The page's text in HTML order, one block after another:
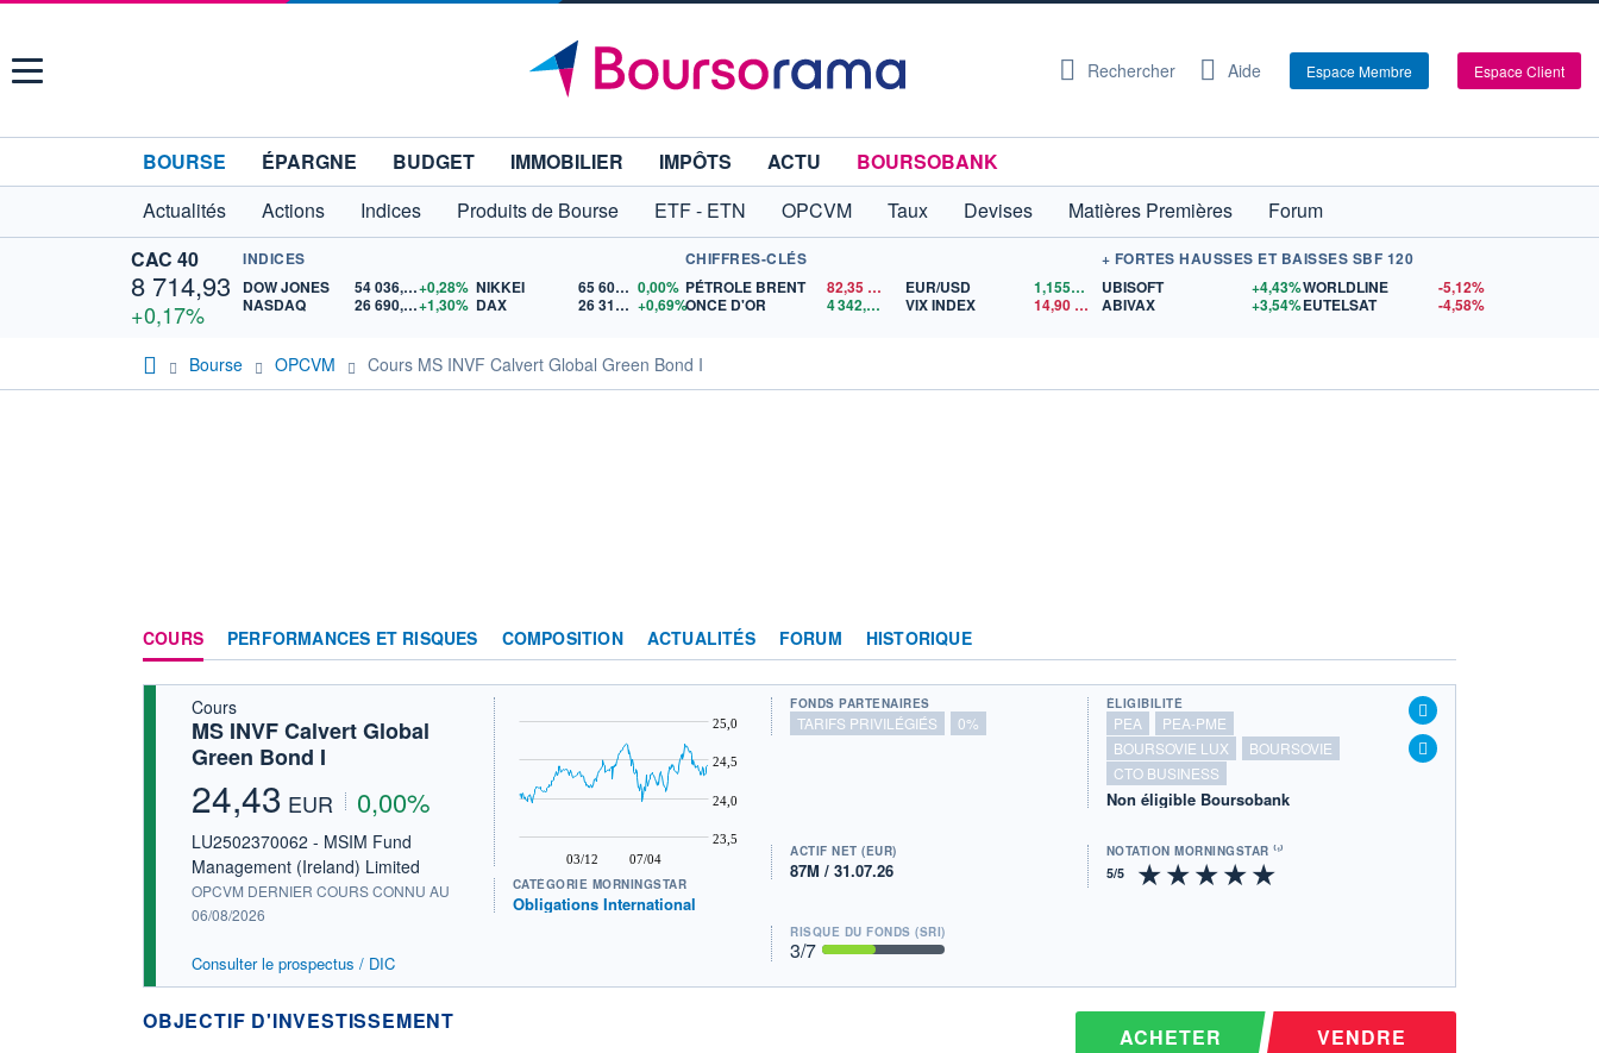
Menu Rechercher Aide Espace Membre Espace Client
BOURSE ÉPARGNE BUDGET IMMOBILIER IMPÔTS ACTU
BOURSOBANK
Actualités
Actions Indices Produits de Bourse ETF - ETN OPCVM Taux Devises Matières Premières
Forum
CAC 40
8 714,93
+0,17%
INDICES
DOW JONES
54 036,93+0,28%
NASDAQ
26 690,62+1,30%
NIKKEI 65 606,71 0,00%
DAX
26 319,45 +0,69%
CHIFFRES-CLÉS
PÉTROLE BRENT
82,35$US
ONCE D'OR
4 342,26 $US
EUR/USD 1,1559$US
VIX INDEX
14,90
+ FORTES HAUSSES ET BAISSES SBF 120
UBISOFT
+4,43%
ABIVAX
+3,54%
WORLDLINE
-5,12%
EUTELSAT
-4,58%
Bourse OPCVM Cours MS INVF Calvert Global Green Bond I
COURS PERFORMANCES ET RISQUES COMPOSITION ACTUALITÉS FORUM HISTORIQUE
Cours
MS INVF Calvert Global
Green Bond I
24,43 EUR 0,00%
LU2502370062 - MSIM Fund
Management (Ireland) Limited
OPCVM DERNIER COURS CONNU AU
06/08/2026
Consulter le prospectus / DIC
03/12 07/04
23,5
24,0
24,5
25,0
CATÉGORIE MORNINGSTAR
Obligations International
FONDS PARTENAIRES
TARIFS PRIVILÉGIÉS 0%
ÉLIGIBILITÉ
PEA
PEA-PME
BOURSOVIE LUX
BOURSOVIE
CTO BUSINESS
Non éligible Boursobank
ACTIF NET (EUR)
87M / 31.07.26
NOTATION MORNINGSTAR ⁽¹⁾
RISQUE DU FONDS (SRI)
3/7
OBJECTIF D'INVESTISSEMENT
ACHETER VENDRE